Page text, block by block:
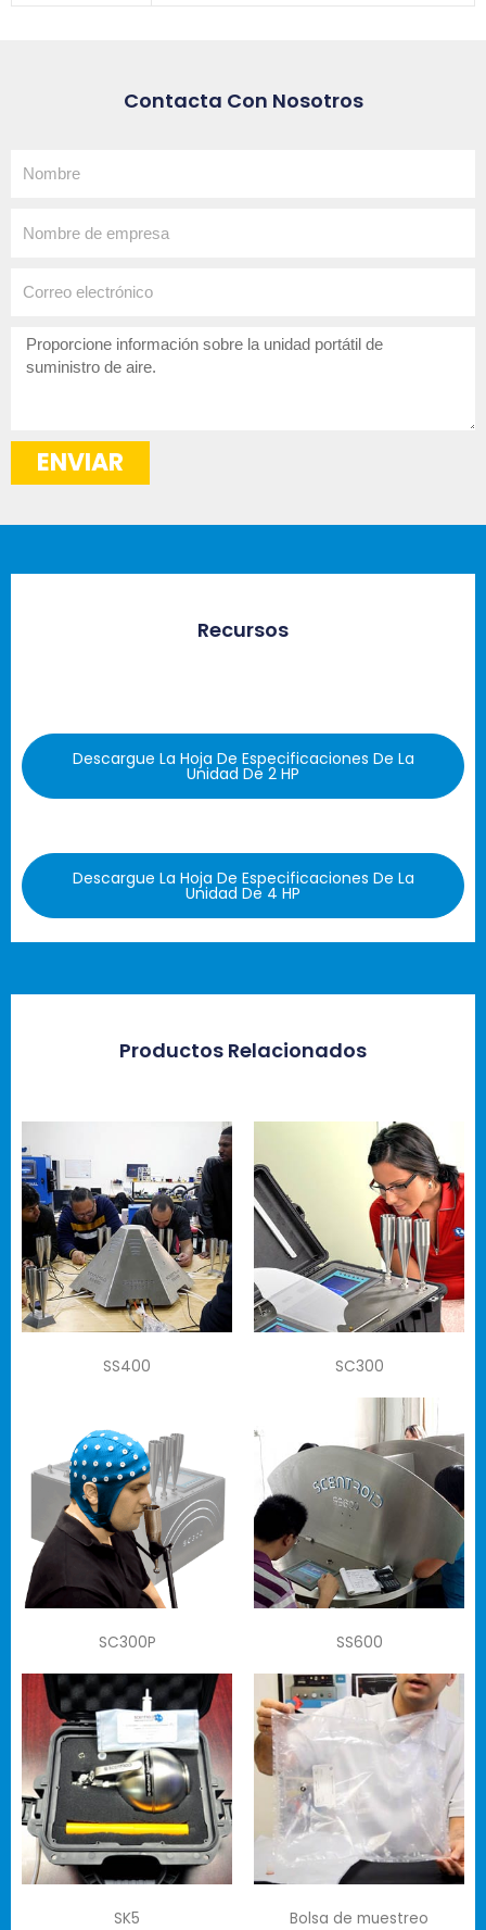
Contacta Con Nosotros
¿Cómo
podemos
ENVIAR
Recursos
Descargue La Hoja De Especificaciones De La
Unidad De 2 HP
Descargue La Hoja De Especificaciones De La
Unidad De 4 HP
Productos Relacionados
SS400 SC300
SC300P SS600
SK5 Bolsa de muestreo